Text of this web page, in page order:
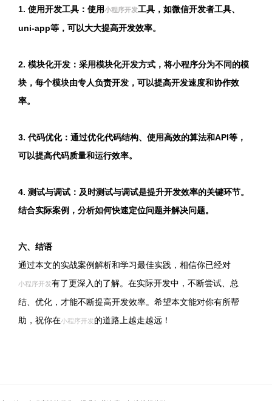
1. 使用开发工具：使用小程序开发工具，如微信开发者工具、
uni-app等，可以大大提高开发效率。
2. 模块化开发：采用模块化开发方式，将小程序分为不同的模
块，每个模块由专人负责开发，可以提高开发速度和协作效
率。
3. 代码优化：通过优化代码结构、使用高效的算法和API等，
可以提高代码质量和运行效率。
4. 测试与调试：及时测试与调试是提升开发效率的关键环节。
结合实际案例，分析如何快速定位问题并解决问题。
六、结语
通过本文的实战案例解析和学习最佳实践，相信你已经对
小程序开发有了更深入的了解。在实际开发中，不断尝试、总
结、优化，才能不断提高开发效率。希望本文能对你有所帮
助，祝你在小程序开发的道路上越走越远！